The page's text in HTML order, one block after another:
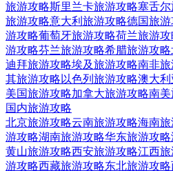
旅游攻略斯里兰卡旅游攻略塞舌
旅游攻略意大利旅游攻略德国旅游
游攻略葡萄牙旅游攻略荷兰旅游攻
游攻略芬兰旅游攻略希腊旅游攻略
迪拜旅游攻略埃及旅游攻略南非
其旅游攻略 以色列旅游攻略澳大
美国旅游攻略加拿大旅游攻略南美
国内旅游攻略
北京旅游攻略云南旅游攻略海南
游攻略湖南旅游攻略华东旅游攻略
黄山旅游攻略西安旅游攻略江西
游攻略西藏旅游攻略东北旅游攻略